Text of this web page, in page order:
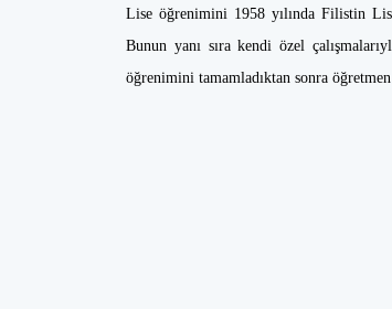
Lise öğrenimini 1958 yılında Filistin
Bunun yanı sıra kendi özel
öğrenimini tamamladıktan sonra